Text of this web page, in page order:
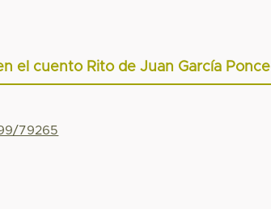
el cuento Rito de Juan García Ponce
79265